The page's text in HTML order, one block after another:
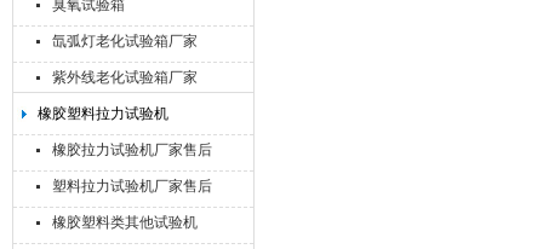
臭氧试验箱
氙弧灯老化试验箱厂家
紫外线老化试验箱厂家
橡胶塑料拉力试验机
橡胶拉力试验机厂家售后
塑料拉力试验机厂家售后
橡胶塑料类其他试验机